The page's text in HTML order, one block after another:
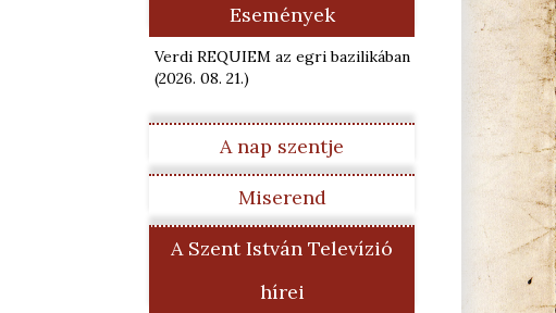
Események
Verdi REQUIEM az egri bazilikában
(2026. 08. 21.)
A nap szentje
Miserend
A Szent István Televízió
hírei